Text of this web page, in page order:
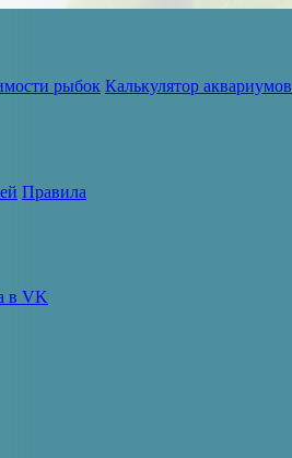
рыбок Калькулятор аквариумов
Правила
в VK